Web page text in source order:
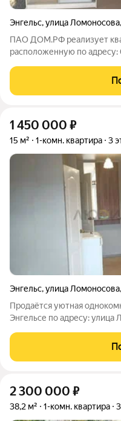
Энгельс,улица Ломоносова,
ПАО ДОМ.РФ реализует
расположенную по адресу:
(юридическое лицо).
недвижимости:
1 450 000 ₽
15 м² 1-комн. квартира 3
Энгельс,улица Ломоносова,
Продаётся уютная
Энгельсе по адресу: улица
дома. В квартире
застеклённый балкон.
2 300 000 ₽
38,2 м² 1-комн. квартира